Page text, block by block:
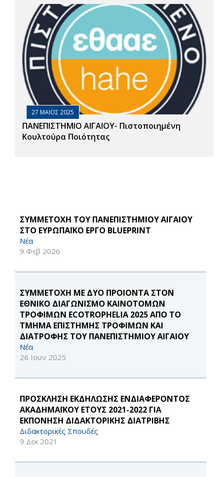
27 ΜΑΙΟΣ 2025
ΠΑΝΕΠΙΣΤΗΜΙΟ ΑΙΓΑΙΟΥ- Πιστοποιημένη
Κουλτούρα Ποιότητας
ΣΥΜΜΕΤΟΧΗ ΤΟΥ ΠΑΝΕΠΙΣΤΗΜΙΟΥ ΑΙΓΑΙΟΥ
ΣΤΟ ΕΥΡΩΠΑΪΚΟ ΕΡΓΟ BLUEPRINT
Νέα
9 Φεβ 2026
ΣΥΜΜΕΤΟΧΗ ΜΕ ΔΥΟ ΠΡΟΙΟΝΤΑ ΣΤΟΝ
ΕΘΝΙΚΟ ΔΙΑΓΩΝΙΣΜΟ ΚΑΙΝΟΤΟΜΩΝ
ΤΡΟΦΙΜΩΝ ECOTROPHELIA 2025 ΑΠΟ ΤΟ
ΤΜΗΜΑ ΕΠΙΣΤΗΜΗΣ ΤΡΟΦΙΜΩΝ ΚΑΙ
ΔΙΑΤΡΟΦΗΣ ΤΟΥ ΠΑΝΕΠΙΣΤΗΜΙΟΥ ΑΙΓΑΙΟΥ
Νέα
26 Ιουν 2025
ΠΡΟΣΚΛΗΣΗ ΕΚΔΗΛΩΣΗΣ ΕΝΔΙΑΦΕΡΟΝΤΟΣ
ΑΚΑΔΗΜΑΪΚΟΥ ΕΤΟΥΣ 2021-2022 ΓΙΑ
ΕΚΠΟΝΗΣΗ ΔΙΔΑΚΤΟΡΙΚΗΣ ΔΙΑΤΡΙΒΗΣ
Διδακτορικές Σπουδές
9 Δεκ 2021